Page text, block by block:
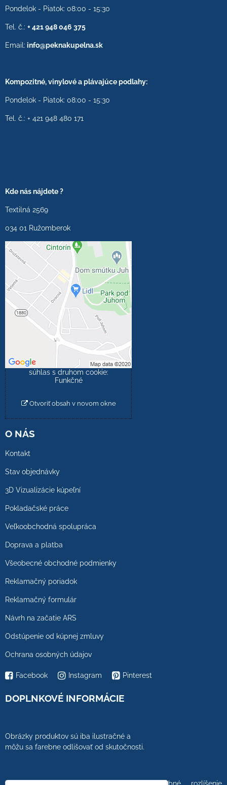
Pondelok - Piatok: 08:00 - 15:30
Tel. č.: + 421 948 046 375
Email: info@peknakupelna.sk
Kompozitné, vinylové a plávajúce podlahy:
Pondelok - Piatok: 08:00 - 15:30
Tel. č.: + 421 948 480 171
Kde nás nájdete ?
Textilná 2569
034 01 Ružomberok
Externý obsah je
blokovaný Voľbami
súkromia
Prajete si načítať externý
obsah?
Povoliť tentokrát
Povoliť a zapamätať -
súhlas s druhom cookie:
Funkčné
Otvoriť obsah v novom okne
O NÁS
Kontakt
Stav objednávky
3D Vizualizácie kúpeľní
Pokladačské práce
Veľkoobchodná spolupráca
Doprava a platba
Všeobecné obchodné podmienky
Reklamačný poriadok
Reklamačný formulár
Návrh na začatie ARS
Odstúpenie od kúpnej zmluvy
Ochrana osobných údajov
Facebook Instagram Pinterest
DOPLNKOVÉ INFORMÁCIE
Obrázky produktov sú iba ilustračné a
môžu sa farebne odlišovať od skutočnosti.
Farebnosť obrázkov tiež ovplyvňuje farebné rozlíšenie